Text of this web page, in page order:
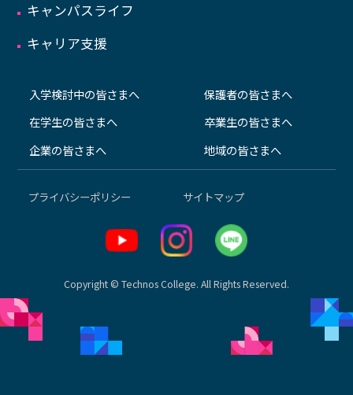
キャンパスライフ
キャリア支援
入学検討中の皆さまへ
在学生の皆さまへ
企業の皆さまへ
保護者の皆さまへ
卒業生の皆さまへ
地域の皆さまへ
プライバシーポリシー サイトマップ
Copyright © Technos College. All Rights Reserved.